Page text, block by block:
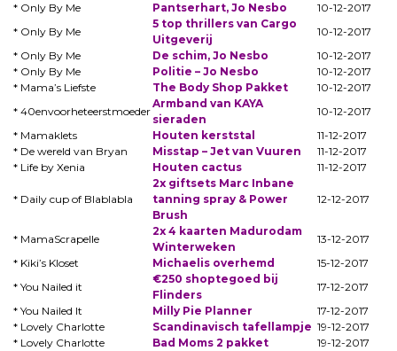
* Only By Me
Pantserhart, Jo Nesbo
10-12-2017
* Only By Me
5 top thrillers van Cargo
Uitgeverij
10-12-2017
* Only By Me
De schim, Jo Nesbo
10-12-2017
* Only By Me
Politie – Jo Nesbo
10-12-2017
* Mama’s Liefste
The Body Shop Pakket
10-12-2017
* 40envoorheteerstmoeder
Armband van KAYA
sieraden
10-12-2017
* Mamaklets
Houten kerststal
11-12-2017
* De wereld van Bryan
Misstap – Jet van Vuuren
11-12-2017
* Life by Xenia
Houten cactus 11-12-2017
* Daily cup of Blablabla
2x giftsets Marc Inbane
tanning spray & Power
Brush
12-12-2017
* MamaScrapelle
2x 4 kaarten Madurodam
Winterweken
13-12-2017
* Kiki’s Kloset
Michaelis overhemd
15-12-2017
* You Nailed it
€250 shoptegoed bij
Flinders
17-12-2017
* You Nailed It
Milly Pie Planner
17-12-2017
* Lovely Charlotte
Scandinavisch tafellampje 19-12-2017
* Lovely Charlotte
Bad Moms 2 pakket
19-12-2017